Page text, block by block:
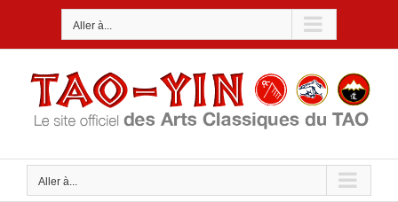
Aller à...
Aller à...